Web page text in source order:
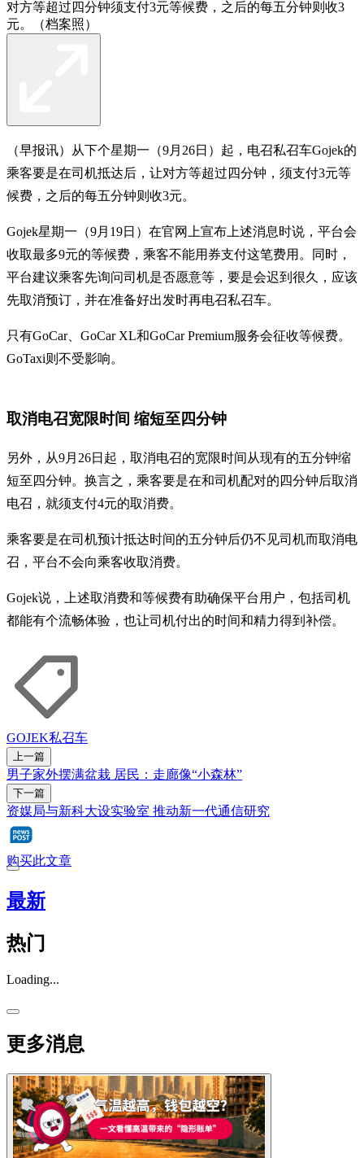
对方等超过四分钟须支付3元等候费，之后的每五分钟则收3
元。（档案照）
（早报讯）从下个星期一（9月26日）起，电召私召车Gojek的
乘客要是在司机抵达后，让对方等超过四分钟，须支付3元等
候费，之后的每五分钟则收3元。
Gojek星期一（9月19日）在官网上宣布上述消息时说，平台会
收取最多9元的等候费，乘客不能用券支付这笔费用。同时，
平台建议乘客先询问司机是否愿意等，要是会迟到很久，应该
先取消预订，并在准备好出发时再电召私召车。
只有GoCar、GoCar XL和GoCar Premium服务会征收等候费。
GoTaxi则不受影响。
取消电召宽限时间 缩短至四分钟
另外，从9月26日起，取消电召的宽限时间从现有的五分钟缩
短至四分钟。换言之，乘客要是在和司机配对的四分钟后取消
电召，就须支付4元的取消费。
乘客要是在司机预计抵达时间的五分钟后仍不见司机而取消电
召，平台不会向乘客收取消费。
Gojek说，上述取消费和等候费有助确保平台用户，包括司机
都能有个流畅体验，也让司机付出的时间和精力得到补偿。
GOJEK私召车
上一篇
男子家外摆满盆栽 居民：走廊像“小森林”
下一篇
资媒局与新科大设实验室 推动新一代通信研究
购买此文章
最新
热门
Loading...
更多消息